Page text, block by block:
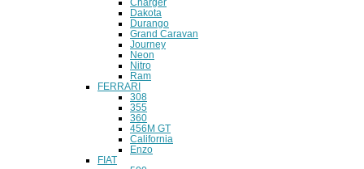
Dakota
Durango
Grand Caravan
Journey
Neon
Nitro
Ram
FERRARI
308
355
360
456M GT
California
Enzo
FIAT